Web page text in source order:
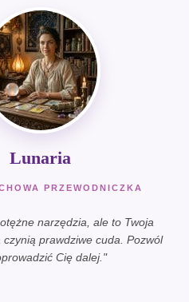
Lunaria
PRZEWODNICZKA
narzędzia, ale to Twoja
prawdziwe cuda. Pozwól
Cię dalej."